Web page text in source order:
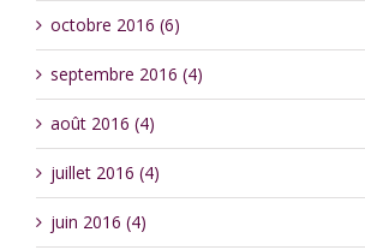
octobre 2016 (6)
septembre 2016 (4)
août 2016 (4)
juillet 2016 (4)
juin 2016 (4)